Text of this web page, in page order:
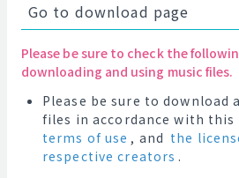
Go to download page
Please be sure to check the
downloading and using music files.
Please be sure to download
files in accordance with this
terms of use , and the
respective creators .